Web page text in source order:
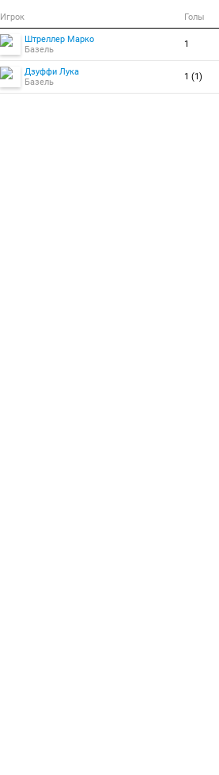
Игрок Голы
Штреллер Марко
Базель
1
Дзуффи Лука
Базель
1 (1)